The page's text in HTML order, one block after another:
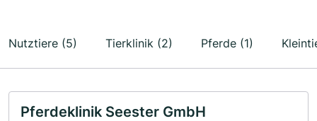
Nutztiere (5) Tierklinik (2) Pferde (1)
Pferdeklinik Seester GmbH